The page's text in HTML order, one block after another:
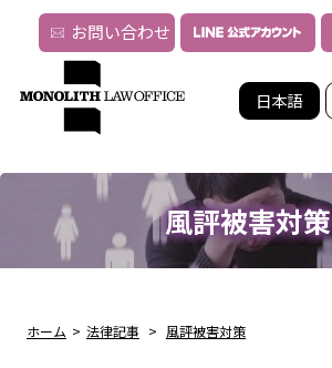
日本語
お問い合わせ
風評被害対策
ホーム > 法律記事 > 風評被害対策